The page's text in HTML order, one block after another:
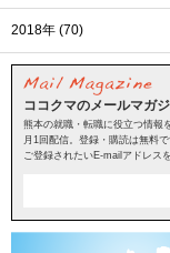
2018年 (70)
ココクマのメールマガ
熊本の就職・転職に役立つ情報
月1回配信。登録・購読は無料で
ご登録されたいE-mailアドレス